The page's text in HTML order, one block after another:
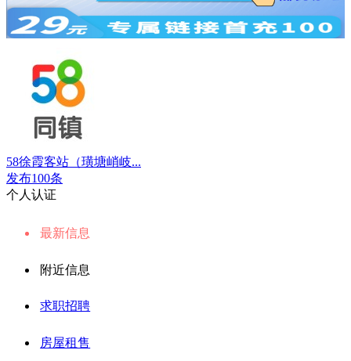
58徐霞客站（璜塘峭岐...
发布100条
个人认证
最新信息
附近信息
求职招聘
房屋租售